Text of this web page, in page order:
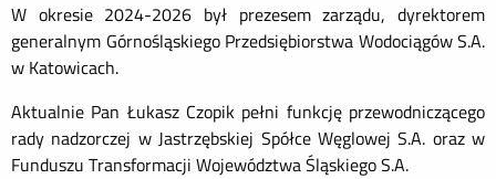
W okresie 2024-2026 był prezesem zarządu, dyrektorem
generalnym Górnośląskiego Przedsiębiorstwa Wodociągów S.A.
w Katowicach.
Aktualnie Pan Łukasz Czopik pełni funkcję przewodniczącego
rady nadzorczej w Jastrzębskiej Spółce Węglowej S.A. oraz w
Funduszu Transformacji Województwa Śląskiego S.A.